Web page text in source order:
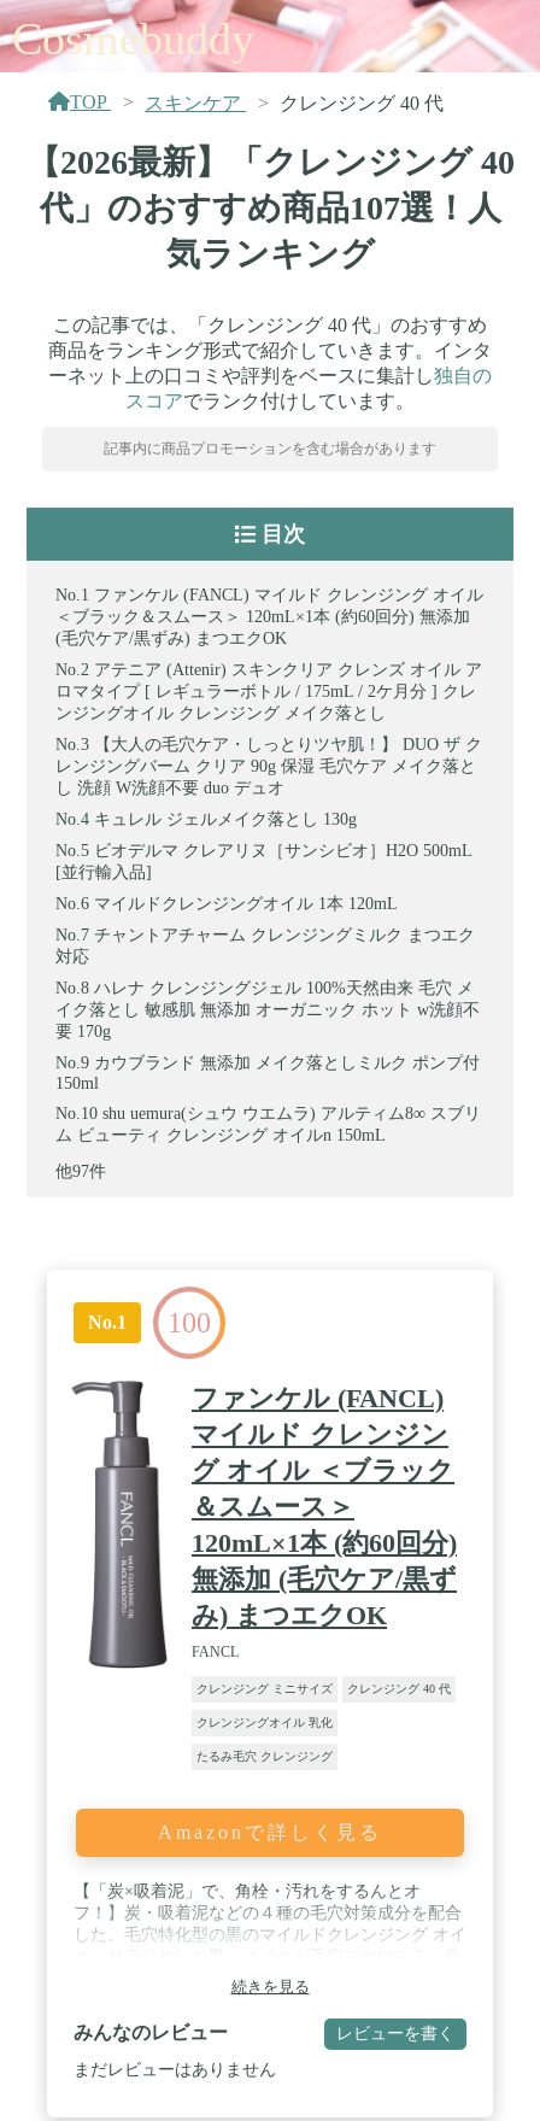
Cosmebuddy
TOP スキンケア クレンジング 40 代
【2026最新】「クレンジング 40
代」のおすすめ商品107選！人
気ランキング
この記事では、「クレンジング 40 代」のおすすめ
商品をランキング形式で紹介していきます。インタ
ーネット上の口コミや評判をベースに集計し独自の
スコアでランク付けしています。
記事内に商品プロモーションを含む場合があります
目次
ファンケル (FANCL) マイルド クレンジング オイル
＜ブラック＆スムース＞ 120mL×1本 (約60回分) 無添加
(毛穴ケア/黒ずみ) まつエクOK
アテニア (Attenir) スキンクリア クレンズ オイル ア
ロマタイプ [ レギュラーボトル / 175mL / 2ケ月分 ] クレ
ンジングオイル クレンジング メイク落とし
【大人の毛穴ケア・しっとりツヤ肌！】 DUO ザ ク
レンジングバーム クリア 90g 保湿 毛穴ケア メイク落と
し 洗顔 W洗顔不要 duo デュオ
キュレル ジェルメイク落とし 130g
ビオデルマ クレアリヌ［サンシビオ］H2O 500mL
[並行輸入品]
マイルドクレンジングオイル 1本 120mL
チャントアチャーム クレンジングミルク まつエク
対応
ハレナ クレンジングジェル 100%天然由来 毛穴 メ
イク落とし 敏感肌 無添加 オーガニック ホット w洗顔不
要 170g
カウブランド 無添加 メイク落としミルク ポンプ付
150ml
shu uemura(シュウ ウエムラ) アルティム8∞ スブリ
ム ビューティ クレンジング オイルn 150mL
他97件
No.1 100
ファンケル (FANCL)
マイルド クレンジン
グ オイル ＜ブラック
＆スムース＞
120mL×1本 (約60回分)
無添加 (毛穴ケア/黒ず
み) まつエクOK
FANCL
クレンジング ミニサイズ クレンジング 40 代
クレンジングオイル 乳化
たるみ毛穴 クレンジング
Amazonで詳しく見る
【「炭×吸着泥」で、角栓・汚れをするんとオ
フ！】炭・吸着泥などの４種の毛穴対策成分を配合
した、毛穴特化型の黒のマイルドクレンジング オイ
栓や黒ずみも溶かしだして一掃。超つるん！なすっ
ぴんに。 ●濡れた手でもOK！ ●どんなメイクもこ
すらずするん！ ●毛穴汚れ・黒ずみ・角栓オフ /
【使用順序】 マイルドクレンジング オイル ⇒
洗顔 ⇒ 化粧液 ⇒ エッセンス ⇒ マスク
続きを見る
みんなのレビュー レビューを書く
まだレビューはありません